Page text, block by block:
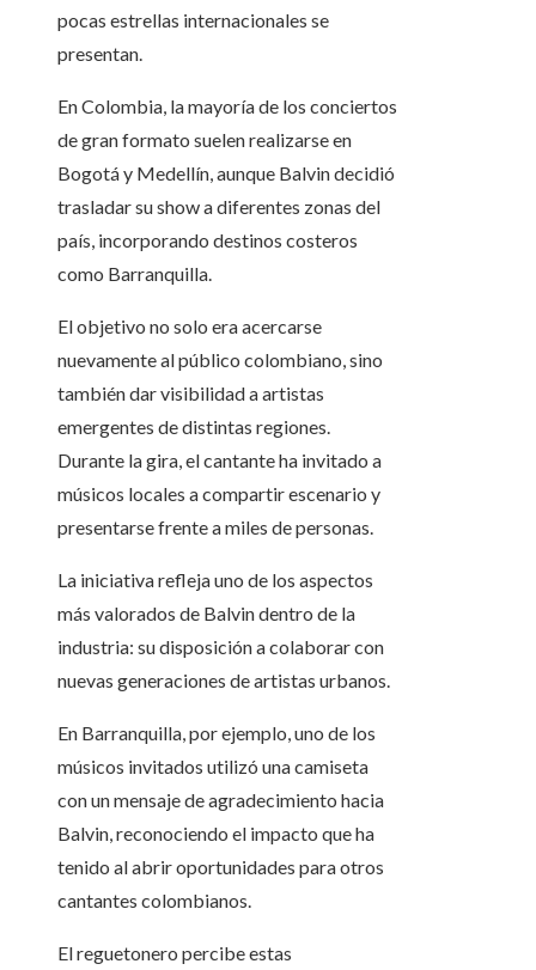
pocas estrellas internacionales se
presentan.
En Colombia, la mayoría de los conciertos
de gran formato suelen realizarse en
Bogotá y Medellín, aunque Balvin decidió
trasladar su show a diferentes zonas del
país, incorporando destinos costeros
como Barranquilla.
El objetivo no solo era acercarse
nuevamente al público colombiano, sino
también dar visibilidad a artistas
emergentes de distintas regiones.
Durante la gira, el cantante ha invitado a
músicos locales a compartir escenario y
presentarse frente a miles de personas.
La iniciativa refleja uno de los aspectos
más valorados de Balvin dentro de la
industria: su disposición a colaborar con
nuevas generaciones de artistas urbanos.
En Barranquilla, por ejemplo, uno de los
músicos invitados utilizó una camiseta
con un mensaje de agradecimiento hacia
Balvin, reconociendo el impacto que ha
tenido al abrir oportunidades para otros
cantantes colombianos.
El reguetonero percibe estas